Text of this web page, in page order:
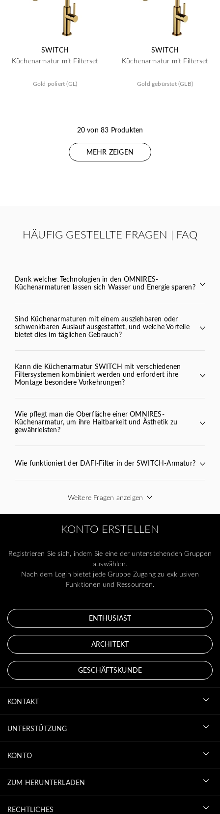
SWITCH
Küchenarmatur mit Filterset
Gold poliert (GL)
SWITCH
Küchenarmatur mit Filterset
Gold gebürstet (GLB)
20 von 83 Produkten
MEHR ZEIGEN
HÄUFIG GESTELLTE FRAGEN | FAQ
Dank welcher Technologien in den OMNIRES-
Küchenarmaturen lassen sich Wasser und Energie sparen?
Y BEND VITA
TULA
SWITCH
Sind Küchenarmaturen mit einem ausziehbaren oder
schwenkbaren Auslauf ausgestattet, und welche Vorteile
bietet dies im täglichen Gebrauch?
SWITCH
Kann die Küchenarmatur SWITCH mit verschiedenen
Filtersystemen kombiniert werden und erfordert ihre
Montage besondere Vorkehrungen?
Wie pflegt man die Oberfläche einer OMNIRES-
Küchenarmatur, um ihre Haltbarkeit und Ästhetik zu
gewährleisten?
Wie funktioniert der DAFI-Filter in der SWITCH-Armatur?
Weitere Fragen anzeigen
KONTO ERSTELLEN
Registrieren Sie sich, indem Sie eine der untenstehenden Gruppen
auswählen.
Nach dem Login bietet jede Gruppe Zugang zu exklusiven
Funktionen und Ressourcen.
ENTHUSIAST
ARCHITEKT
GESCHÄFTSKUNDE
KONTAKT
UNTERSTÜTZUNG
KONTO
ZUM HERUNTERLADEN
RECHTLICHES